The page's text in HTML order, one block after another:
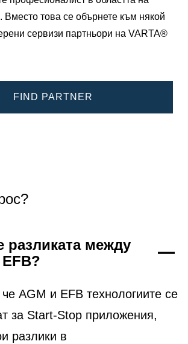
Вместо това се обърнете към някой
сервизи партньори на VARTA®
FIND PARTNER
разликата между
AGM и EFB технологиите се
за Start-Stop приложения,
разлики в